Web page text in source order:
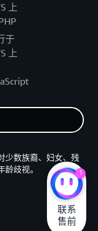
上
于
上
少数族裔、妇女、残
歧视。
1
联系
售前